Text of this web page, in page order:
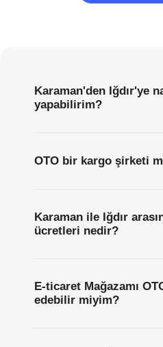
Karaman'den Iğdır'ye
yapabilirim?
OTO bir kargo şirketi
Karaman ile Iğdır
ücretleri nedir?
E-ticaret Mağazamı
edebilir miyim?